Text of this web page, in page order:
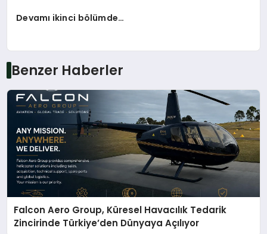
Devamı ikinci bölümde…
Benzer Haberler
Falcon Aero Group, Küresel Havacılık Tedarik
Zincirinde Türkiye’den Dünyaya Açılıyor